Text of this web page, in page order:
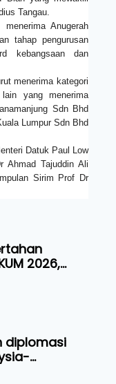
Tangau.
Anugerah
tahap pengurusan
kebangsaan dan
menerima kategori
yang menerima
Sdn Bhd
Lumpur Sdn Bhd
Datuk Paul Low
Ahmad Tajuddin Ali
Sirim Prof Dr
2026,
emas
diplomasi
Narasi